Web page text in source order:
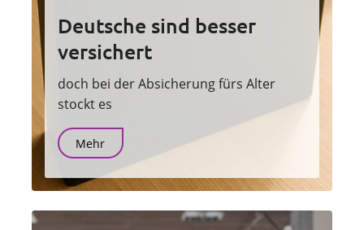
Deutsche sind besser
versichert
doch bei der Absicherung fürs Alter
stockt es
Mehr